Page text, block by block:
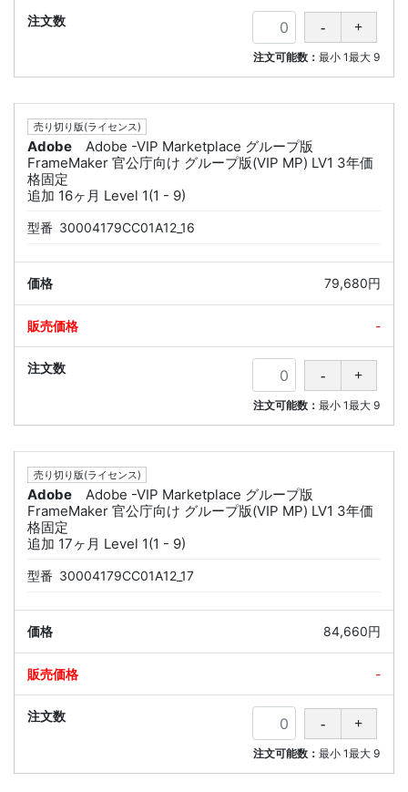
注文可能数：最小 1最大 9
売り切り版(ライセンス)
Adobe
Adobe -VIP Marketplace グループ版
FrameMaker 官公庁向け グループ版(VIP MP) LV1 3年価
格固定
追加 16ヶ月 Level 1(1 - 9)
型番 30004179CC01A12_16
79,680円
-
注文可能数：最小 1最大 9
売り切り版(ライセンス)
Adobe
Adobe -VIP Marketplace グループ版
FrameMaker 官公庁向け グループ版(VIP MP) LV1 3年価
格固定
追加 17ヶ月 Level 1(1 - 9)
型番 30004179CC01A12_17
84,660円
-
注文可能数：最小 1最大 9